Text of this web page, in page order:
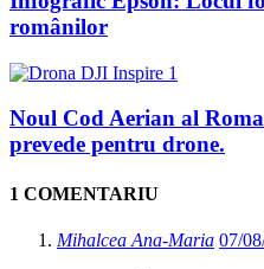
românilor
Noul Cod Aerian al
prevede pentru drone.
1 COMENTARIU
Mihalcea Ana-Maria 07/